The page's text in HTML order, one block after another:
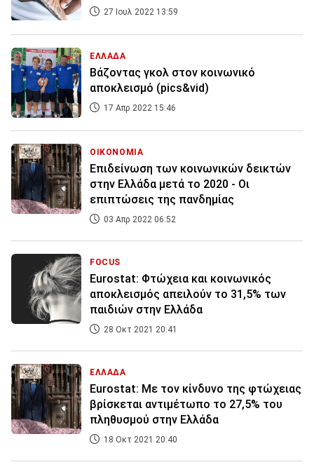
27 Ιουλ 2022 13:59
ΕΛΛΑΔΑ
Βάζοντας γκολ στον κοινωνικό
αποκλεισμό (pics&vid)
17 Απρ 2022 15:46
ΟΙΚΟΝΟΜΙΑ
Επιδείνωση των κοινωνικών δεικτών
στην Ελλάδα μετά το 2020 - Οι
επιπτώσεις της πανδημίας
03 Απρ 2022 06:52
FOCUS
Eurostat: Φτώχεια και κοινωνικός
αποκλεισμός απειλούν το 31,5% των
παιδιών στην Ελλάδα
28 Οκτ 2021 20:41
ΕΛΛΑΔΑ
Eurostat: Με τον κίνδυνο της φτώχειας
βρίσκεται αντιμέτωπο το 27,5% του
πληθυσμού στην Ελλάδα
18 Οκτ 2021 20:40